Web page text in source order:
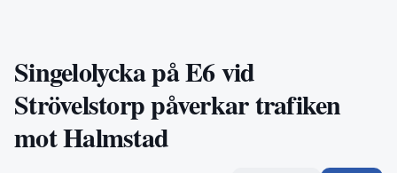
Singelolycka på E6 vid
Strövelstorp påverkar trafiken
mot Halmstad